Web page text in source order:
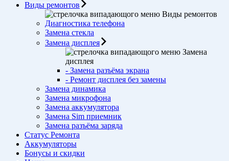
Виды ремонтов
Виды ремонтов
Диагностика телефона
Замена стекла
Замена дисплея
Замена
дисплея
- Замена разъёма экрана
- Ремонт дисплея без замены
Замена динамика
Замена микрофона
Замена аккумулятора
Замена Sim приемник
Замена разъёма заряда
Статус Ремонта
Аккумуляторы
Бонусы и скидки